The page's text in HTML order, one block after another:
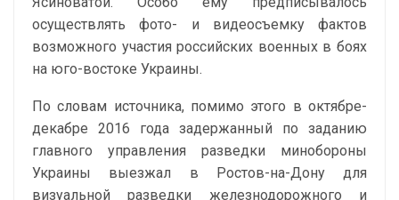
осуществлять фото- и видеосъемку фактов
возможного участия российских военных в боях
на юго-востоке Украины.
По словам источника, помимо этого в октябре-
декабре 2016 года задержанный по заданию
главного управления разведки минобороны
Украины выезжал в Ростов-на-Дону для
визуальной разведки железнодорожного и